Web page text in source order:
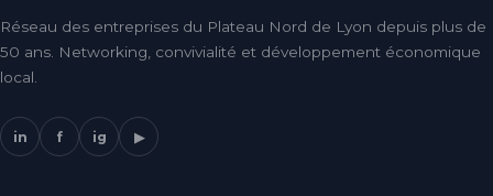
Réseau des entreprises du Plateau Nord de Lyon depuis plus de
50 ans. Networking, convivialité et développement économique
local.
in f ig ▶